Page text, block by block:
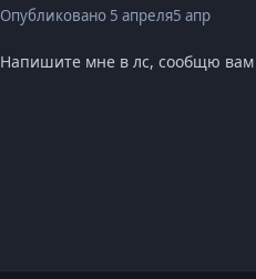
Опубликовано 5 апреля5 апр
Напишите мне в лс, сообщю вам